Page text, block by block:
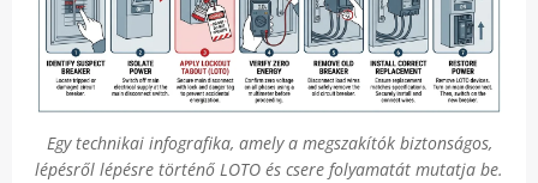
Egy technikai infografika, amely a megszakítók biztonságos,
lépésről lépésre történő LOTO és csere folyamatát mutatja be.